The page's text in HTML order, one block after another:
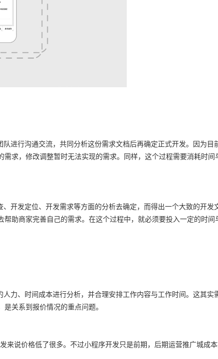
进行沟通交流，共同分析这份需求文档后再确定正式开发。因为
求，修改调整暂时无法实现的需求。同样，这个过程需要消耗时间
开发定位、开发需求等方面的分析去确定，而得出一个大致的开
助商家完善自己的需求。在这个过程中，就必须要投入一定的时
力、时间成本进行分析，并合理安排工作内容与工作时间。这其实
关系到报价情况的重点问题。
说价格低了很多。不过小程序开发只是前期，后期运营推广城成